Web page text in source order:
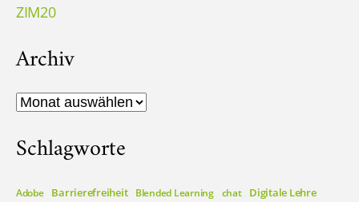
ZIM20
Archiv
Archiv
Schlagworte
Adobe Barrierefreiheit Blended Learning chat Digitale Lehre